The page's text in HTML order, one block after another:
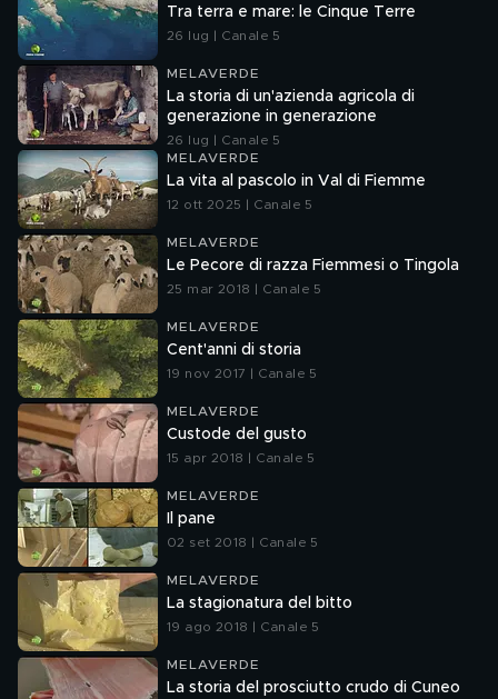
Tra terra e mare: le Cinque Terre
26 lug | Canale 5
MELAVERDE
La storia di un'azienda agricola di
generazione in generazione
26 lug | Canale 5
MELAVERDE
La vita al pascolo in Val di Fiemme
12 ott 2025 | Canale 5
MELAVERDE
Le Pecore di razza Fiemmesi o Tingola
25 mar 2018 | Canale 5
MELAVERDE
Cent'anni di storia
19 nov 2017 | Canale 5
MELAVERDE
Custode del gusto
15 apr 2018 | Canale 5
MELAVERDE
Il pane
02 set 2018 | Canale 5
MELAVERDE
La stagionatura del bitto
19 ago 2018 | Canale 5
MELAVERDE
La storia del prosciutto crudo di Cuneo